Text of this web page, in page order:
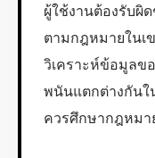
ผู้ใช้งานต้องรับผิ
ตามกฎหมายในเ
วิเคราะห์ข้อมูลข
พนันแตกต่างกันใ
ควรศึกษากฎหมา